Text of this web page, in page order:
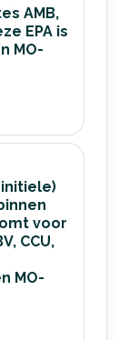
AMB,
EPA is
MO-
voor
CCU,
MO-